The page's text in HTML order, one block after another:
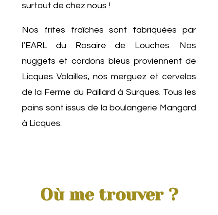
surtout de chez nous !
Nos frites fraîches sont fabriquées par
l’EARL du Rosaire de Louches. Nos
nuggets et cordons bleus proviennent de
Licques Volailles, nos merguez et cervelas
de la Ferme du Paillard à Surques. Tous les
pains sont issus de la boulangerie Mangard
à Licques.
Où me trouver ?